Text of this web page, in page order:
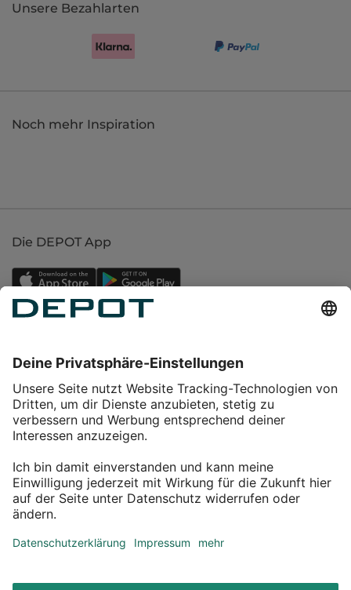
Unsere Bezahlarten
Noch mehr Inspiration
Die DEPOT App
Service
Über DEPOT
Kontakt